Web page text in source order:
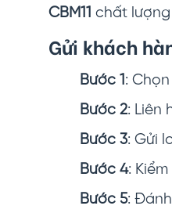
CBM11 chất
Gửi khách
Bước 1:
Bước 2: Liên
Bước 3: Gửi
Bước 4:
Bước 5: